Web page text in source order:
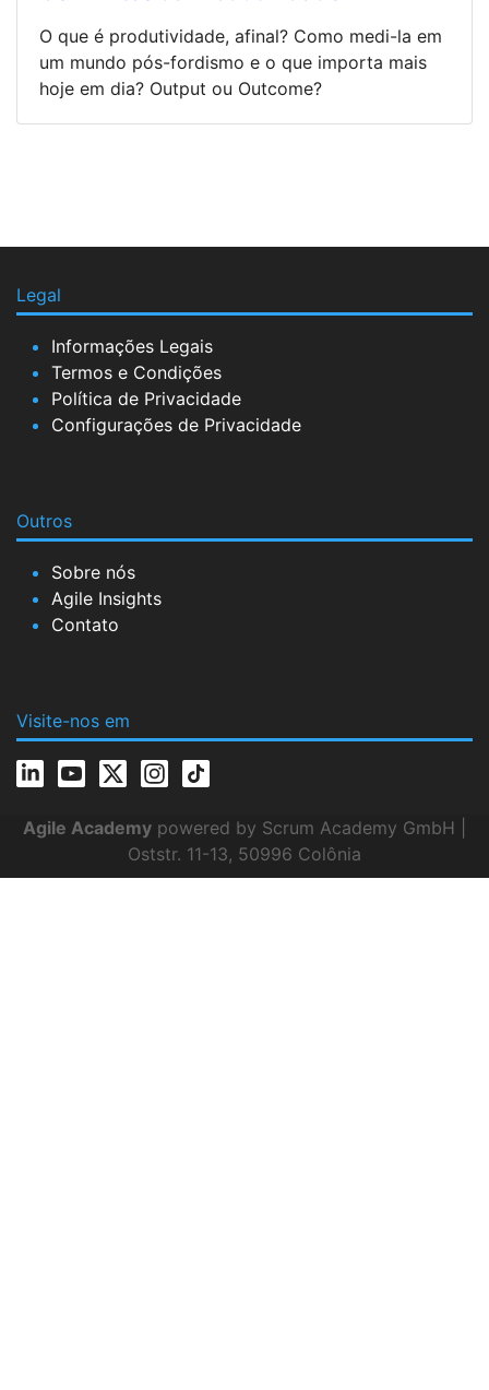
O que é produtividade, afinal? Como medi-la em
um mundo pós-fordismo e o que importa mais
hoje em dia? Output ou Outcome?
Legal
Informações Legais
Termos e Condições
Política de Privacidade
Configurações de Privacidade
Outros
Sobre nós
Agile Insights
Contato
Visite-nos em
Agile Academy powered by Scrum Academy GmbH |
Oststr. 11-13, 50996 Colônia